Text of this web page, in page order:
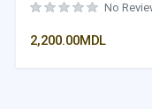
No
2,200.00MDL